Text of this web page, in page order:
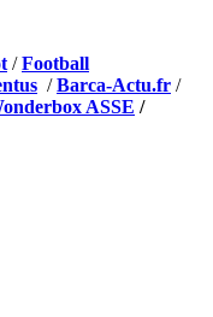
/Football
/Barca-Actu.fr /
ASSE /